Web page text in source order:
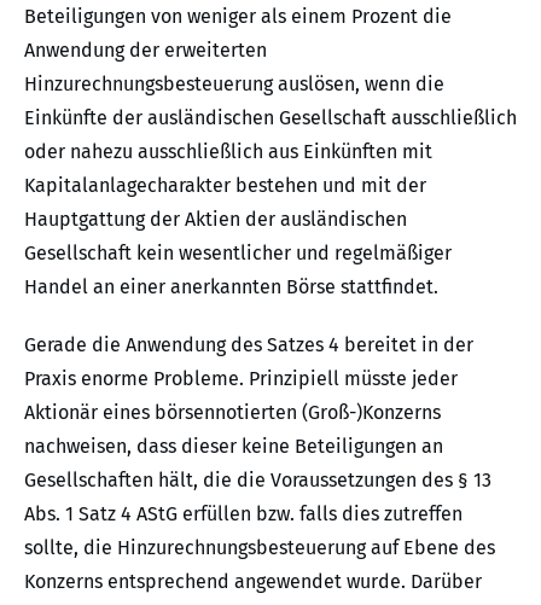
Beteiligungen von weniger als einem Prozent die
Anwendung der erweiterten
Hinzurechnungsbesteuerung auslösen, wenn die
Einkünfte der ausländischen Gesellschaft ausschließlich
oder nahezu ausschließlich aus Einkünften mit
Kapitalanlagecharakter bestehen und mit der
Hauptgattung der Aktien der ausländischen
Gesellschaft kein wesentlicher und regelmäßiger
Handel an einer anerkannten Börse stattfindet.
Gerade die Anwendung des Satzes 4 bereitet in der
Praxis enorme Probleme. Prinzipiell müsste jeder
Aktionär eines börsennotierten (Groß-)Konzerns
nachweisen, dass dieser keine Beteiligungen an
Gesellschaften hält, die die Voraussetzungen des § 13
Abs. 1 Satz 4 AStG erfüllen bzw. falls dies zutreffen
sollte, die Hinzurechnungsbesteuerung auf Ebene des
Konzerns entsprechend angewendet wurde. Darüber